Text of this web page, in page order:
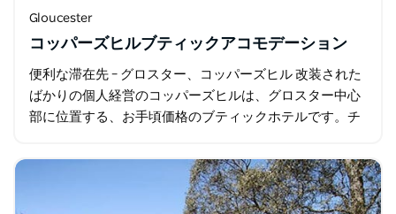
Gloucester
コッパーズヒルブティックアコモデーション
便利な滞在先 – グロスター、コッパーズヒル 改装された
ばかりの個人経営のコッパーズヒルは、グロスター中心
部に位置する、お手頃価格のブティックホテルです。チ
ップ…